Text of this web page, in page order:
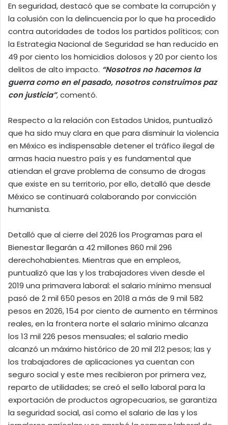
En seguridad, destacó que se combate la corrupción y
la colusión con la delincuencia por lo que ha procedido
contra autoridades de todos los partidos políticos; con
la Estrategia Nacional de Seguridad se han reducido en
49 por ciento los homicidios dolosos y 20 por ciento los
delitos de alto impacto. “Nosotros no hacemos la
guerra como en el pasado, nosotros construimos paz
con justicia”, comentó.
Respecto a la relación con Estados Unidos, puntualizó
que ha sido muy clara en que para disminuir la violencia
en México es indispensable detener el tráfico ilegal de
armas hacia nuestro país y es fundamental que
atiendan el grave problema de consumo de drogas
que existe en su territorio, por ello, detalló que desde
México se continuará colaborando por convicción
humanista.
Detalló que al cierre del 2026 los Programas para el
Bienestar llegarán a 42 millones 860 mil 296
derechohabientes. Mientras que en empleos,
puntualizó que las y los trabajadores viven desde el
2019 una primavera laboral: el salario mínimo mensual
pasó de 2 mil 650 pesos en 2018 a más de 9 mil 582
pesos en 2026, 154 por ciento de aumento en términos
reales, en la frontera norte el salario mínimo alcanza
los 13 mil 226 pesos mensuales; el salario medio
alcanzó un máximo histórico de 20 mil 212 pesos; las y
los trabajadores de aplicaciones ya cuentan con
seguro social y este mes recibieron por primera vez,
reparto de utilidades; se creó el sello laboral para la
exportación de productos agropecuarios, se garantiza
la seguridad social, así como el salario de las y los